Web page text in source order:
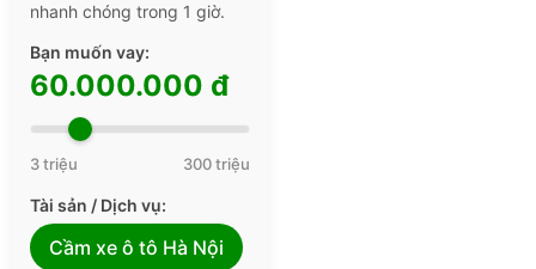
nhanh chóng trong 1 giờ.
Bạn muốn vay:
60.000.000 đ
3 triệu 300 triệu
Tài sản / Dịch vụ:
Cầm xe ô tô Hà Nội